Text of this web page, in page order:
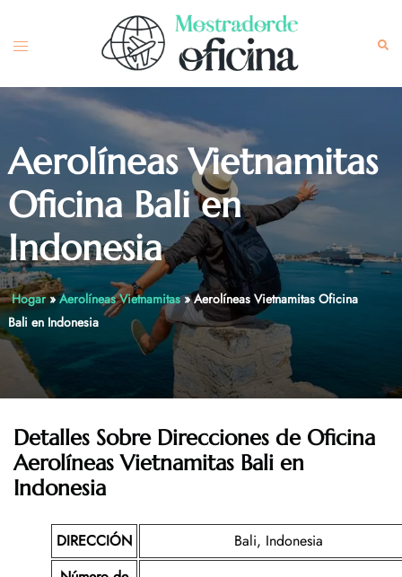
content
Toggle
Aerolíneas Vietnamitas
Oficina Bali en
Indonesia
Hogar»Aerolíneas Vietnamitas»Aerolíneas Vietnamitas Oficina
Bali en Indonesia
Detalles Sobre Direcciones de Oficina
Aerolíneas Vietnamitas Bali en
Indonesia
DIRECCIÓN
Bali, Indonesia